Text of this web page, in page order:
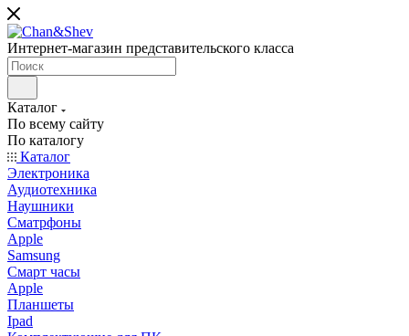
Интернет-магазин представительского класса
Каталог
По всему сайту
По каталогу
Каталог
Электроника
Аудиотехника
Наушники
Сматрфоны
Apple
Samsung
Смарт часы
Apple
Планшеты
Ipad